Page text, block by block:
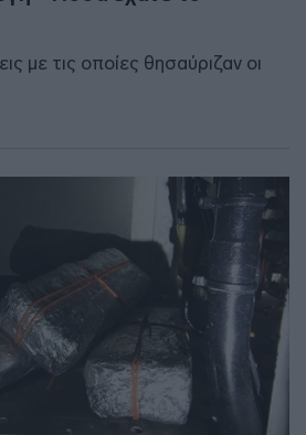
με τις οποίες θησαύριζαν οι